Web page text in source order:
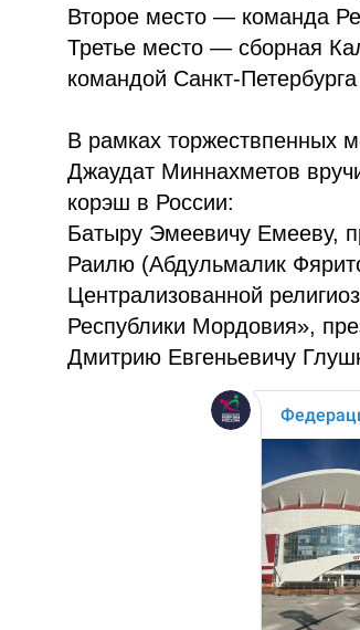
Второе место — команда
Третье место — сборная
командой
В рамках торжествпенных
Джаудат Миннахметов
корэш в России:
Батыру Эмеевичу Емееву,
Раилю (Абдульмалик
Централизованной
Республики Мордовия»,
Дмитрию Евгеньевичу